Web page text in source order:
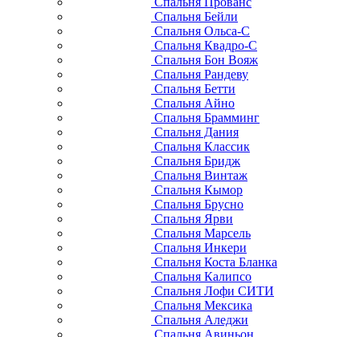
Спальня Бейли
Спальня Ольса-С
Спальня Квадро-С
Спальня Бон Вояж
Спальня Рандеву
Спальня Бетти
Спальня Айно
Спальня Брамминг
Спальня Дания
Спальня Классик
Спальня Бридж
Спальня Винтаж
Спальня Кымор
Спальня Брусно
Спальня Ярви
Спальня Марсель
Спальня Инкери
Спальня Коста Бланка
Спальня Калипсо
Спальня Лофи СИТИ
Спальня Мексика
Спальня Аледжи
Спальня Авиньон